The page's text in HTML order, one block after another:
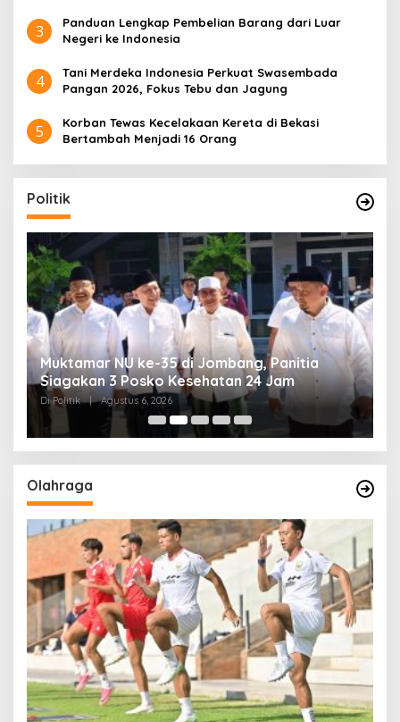
3
Panduan Lengkap Pembelian Barang dari Luar
Negeri ke Indonesia
4
Tani Merdeka Indonesia Perkuat Swasembada
Pangan 2026, Fokus Tebu dan Jagung
5
Korban Tewas Kecelakaan Kereta di Bekasi
Bertambah Menjadi 16 Orang
Politik
Muktamar NU ke-35 di Jombang, Panitia
Siagakan 3 Posko Kesehatan 24 Jam
Di Politik | Agustus 6, 2026
Olahraga